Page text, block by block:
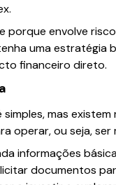
porque envolve
uma estratégia
financeiro direto.
mas
operar, ou seja, ser
informações
documentos